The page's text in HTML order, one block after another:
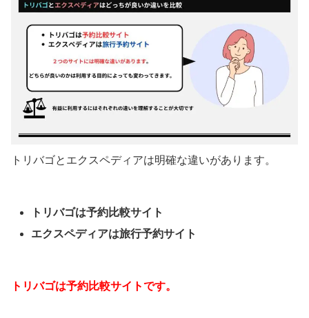
トリバゴとエクスペディアは明確な違いがあります。
トリバゴは予約比較サイト
エクスペディアは旅行予約サイト
トリバゴは予約比較サイトです。